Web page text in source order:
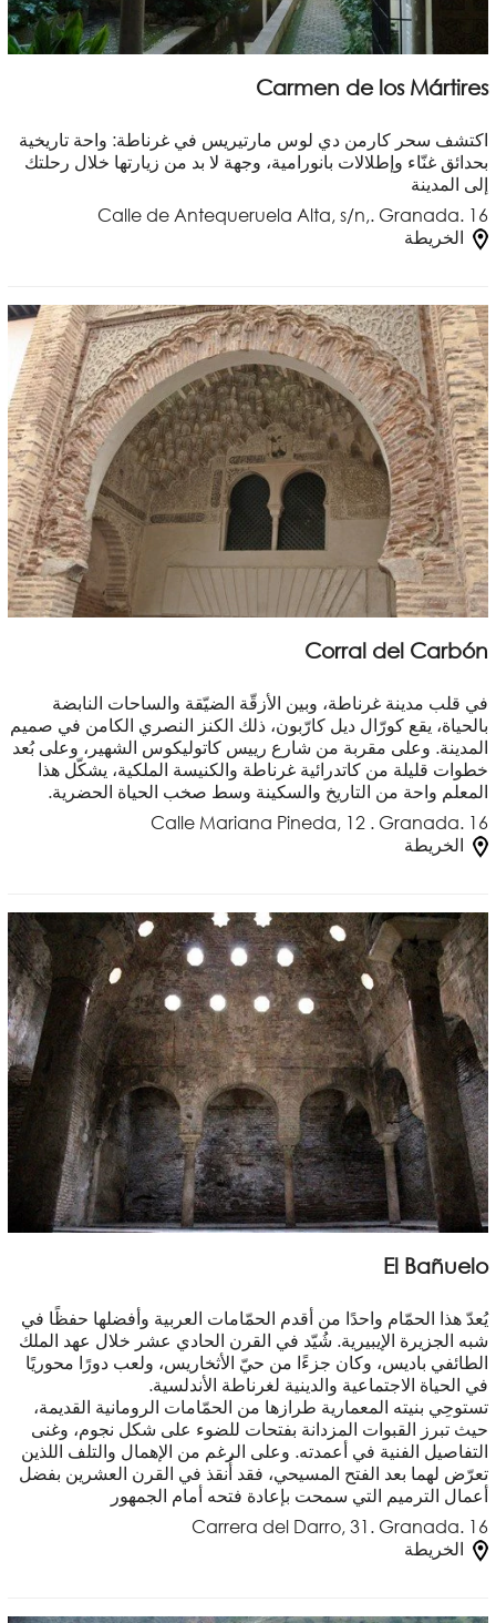
Carmen de los Mártires
اكتشف سحر كارمن دي لوس مارتيريس في غرناطة: واحة تاريخية
بحدائق غنّاء وإطلالات بانورامية، وجهة لا بد من زيارتها خلال رحلتك
إلى المدينة
Calle de Antequeruela Alta, s/n,. Granada. 16
الخريطة
Corral del Carbón
في قلب مدينة غرناطة، وبين الأزقّة الضيّقة والساحات النابضة
بالحياة، يقع كورّال ديل كارّبون، ذلك الكنز النصري الكامن في صميم
المدينة. وعلى مقربة من شارع رييس كاتوليكوس الشهير، وعلى بُعد
خطوات قليلة من كاتدرائية غرناطة والكنيسة الملكية، يشكّل هذا
المعلم واحة من التاريخ والسكينة وسط صخب الحياة الحضرية.
Calle Mariana Pineda, 12 . Granada. 16
الخريطة
El Bañuelo
يُعدّ هذا الحمّام واحدًا من أقدم الحمّامات العربية وأفضلها حفظًا في
شبه الجزيرة الإيبيرية. شُيّد في القرن الحادي عشر خلال عهد الملك
الطائفي باديس، وكان جزءًا من حيّ الأثخاريس، ولعب دورًا محوريًا
في الحياة الاجتماعية والدينية لغرناطة الأندلسية.
تستوحِي بنيته المعمارية طرازها من الحمّامات الرومانية القديمة،
حيث تبرز القبوات المزدانة بفتحات للضوء على شكل نجوم، وغنى
التفاصيل الفنية في أعمدته. وعلى الرغم من الإهمال والتلف اللذين
تعرّض لهما بعد الفتح المسيحي، فقد أُنقذ في القرن العشرين بفضل
أعمال الترميم التي سمحت بإعادة فتحه أمام الجمهور
Carrera del Darro, 31. Granada. 16
الخريطة